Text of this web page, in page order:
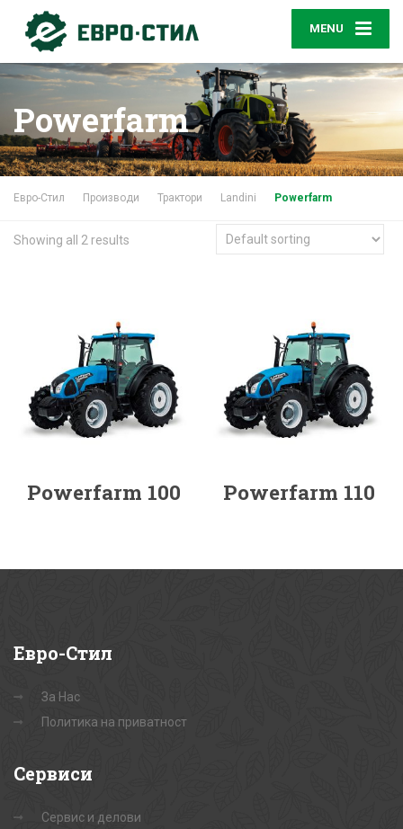
MENU
Powerfarm
Евро-Стил Производи Трактори Landini Powerfarm
Showing all 2 results
Powerfarm 100 Powerfarm 110
Евро-Стил
За Нас
Политика на приватност
Сервиси
Сервис и делови